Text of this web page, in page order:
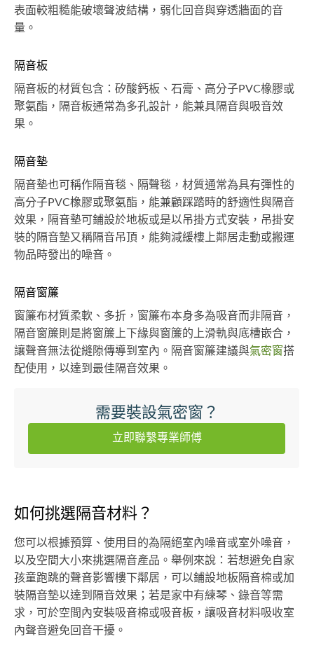
表面較粗糙能破壞聲波結構，弱化回音與穿透牆面的音
量。
隔音板
隔音板的材質包含：矽酸鈣板、石膏、高分子PVC橡膠或
聚氨酯，隔音板通常為多孔設計，能兼具隔音與吸音效
果。
隔音墊
隔音墊也可稱作隔音毯、隔聲毯，材質通常為具有彈性的
高分子PVC橡膠或聚氨酯，能兼顧踩踏時的舒適性與隔音
效果，隔音墊可鋪設於地板或是以吊掛方式安裝，吊掛安
裝的隔音墊又稱隔音吊頂，能夠減緩樓上鄰居走動或搬運
物品時發出的噪音。
隔音窗簾
窗簾布材質柔軟、多折，窗簾布本身多為吸音而非隔音，
隔音窗簾則是將窗簾上下緣與窗簾的上滑軌與底槽嵌合，
讓聲音無法從縫隙傳導到室內。隔音窗簾建議與氣密窗搭
配使用，以達到最佳隔音效果。
需要裝設氣密窗？
立即聯繫專業師傅
如何挑選隔音材料？
您可以根據預算、使用目的為隔絕室內噪音或室外噪音，
以及空間大小來挑選隔音產品。舉例來說：若想避免自家
孩童跑跳的聲音影響樓下鄰居，可以鋪設地板隔音棉或加
裝隔音墊以達到隔音效果；若是家中有練琴、錄音等需
求，可於空間內安裝吸音棉或吸音板，讓吸音材料吸收室
內聲音避免回音干擾。